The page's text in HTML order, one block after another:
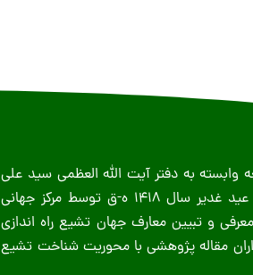
وابسته به دفتر آیت الله العظمى سید على
حسینى سیستانى(دام ظله العالی) در عید غدیر سال ١٤١٨ ه-ق توسط مرکز جهانی
و تبیین معارف جهان تشیع راه اندازی
مقاله پژوهشی با محوریت شناخت تشیع